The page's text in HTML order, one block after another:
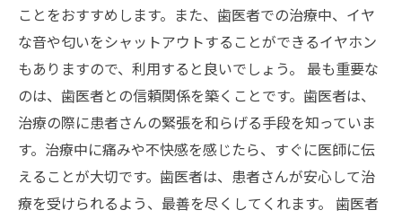
ことをおすすめします。また、歯医者での治療中、イヤ
な音や匂いをシャットアウトすることができるイヤホン
もありますので、利用すると良いでしょう。 最も重要な
のは、歯医者との信頼関係を築くことです。歯医者は、
治療の際に患者さんの緊張を和らげる手段を知っていま
す。治療中に痛みや不快感を感じたら、すぐに医師に伝
えることが大切です。歯医者は、患者さんが安心して治
療を受けられるよう、最善を尽くしてくれます。 歯医者